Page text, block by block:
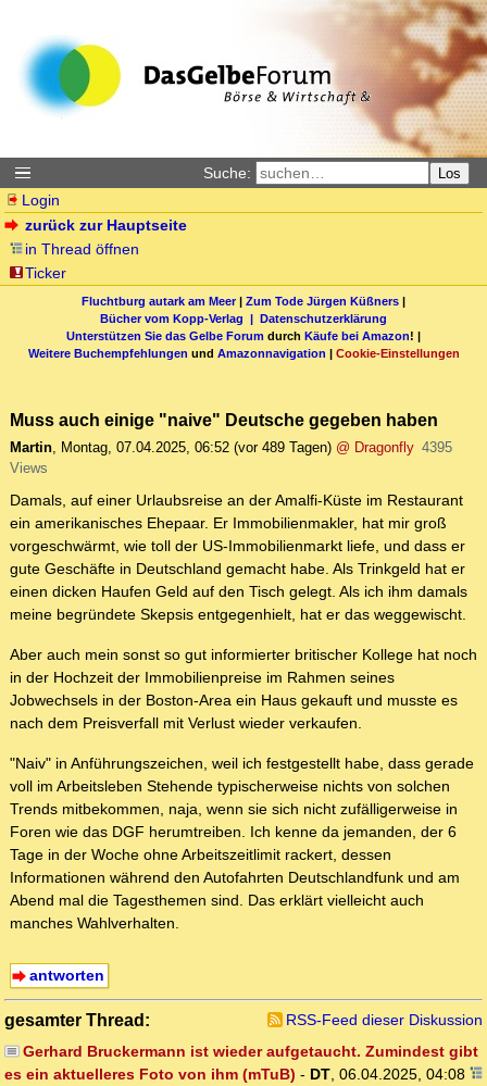
Suche: Los
Login
zurück zur Hauptseite
in Thread öffnen
Ticker
Fluchtburg autark am Meer| Zum Tode Jürgen Küßners |
Bücher vom Kopp-Verlag | Datenschutzerklärung
Unterstützen Sie das Gelbe Forum durch Käufe bei Amazon! |
Weitere Buchempfehlungen und Amazonnavigation | Cookie-Einstellungen
Muss auch einige "naive" Deutsche gegeben haben
Martin, Montag, 07.04.2025, 06:52 (vor 489 Tagen) @ Dragonfly 4395
Views
Damals, auf einer Urlaubsreise an der Amalfi-Küste im Restaurant
ein amerikanisches Ehepaar. Er Immobilienmakler, hat mir groß
vorgeschwärmt, wie toll der US-Immobilienmarkt liefe, und dass er
gute Geschäfte in Deutschland gemacht habe. Als Trinkgeld hat er
einen dicken Haufen Geld auf den Tisch gelegt. Als ich ihm damals
meine begründete Skepsis entgegenhielt, hat er das weggewischt.
Aber auch mein sonst so gut informierter britischer Kollege hat noch
in der Hochzeit der Immobilienpreise im Rahmen seines
Jobwechsels in der Boston-Area ein Haus gekauft und musste es
nach dem Preisverfall mit Verlust wieder verkaufen.
"Naiv" in Anführungszeichen, weil ich festgestellt habe, dass gerade
voll im Arbeitsleben Stehende typischerweise nichts von solchen
Trends mitbekommen, naja, wenn sie sich nicht zufälligerweise in
Foren wie das DGF herumtreiben. Ich kenne da jemanden, der 6
Tage in der Woche ohne Arbeitszeitlimit rackert, dessen
Informationen während den Autofahrten Deutschlandfunk und am
Abend mal die Tagesthemen sind. Das erklärt vielleicht auch
manches Wahlverhalten.
antworten
gesamter Thread:
RSS-Feed dieser Diskussion
Gerhard Bruckermann ist wieder aufgetaucht. Zumindest gibt
es ein aktuelleres Foto von ihm (mTuB) - DT, 06.04.2025, 04:08